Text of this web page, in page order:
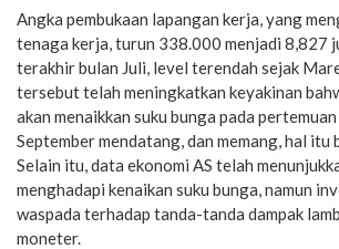
Angka pembukaan lapangan kerja, yang
tenaga kerja, turun 338.000 menjadi 8,827
terakhir bulan Juli, level terendah sejak
tersebut telah meningkatkan keyakinan
akan menaikkan suku bunga pada
September mendatang, dan memang, hal itu
Selain itu, data ekonomi AS telah
menghadapi kenaikan suku bunga, namun
waspada terhadap tanda-tanda dampak
moneter.